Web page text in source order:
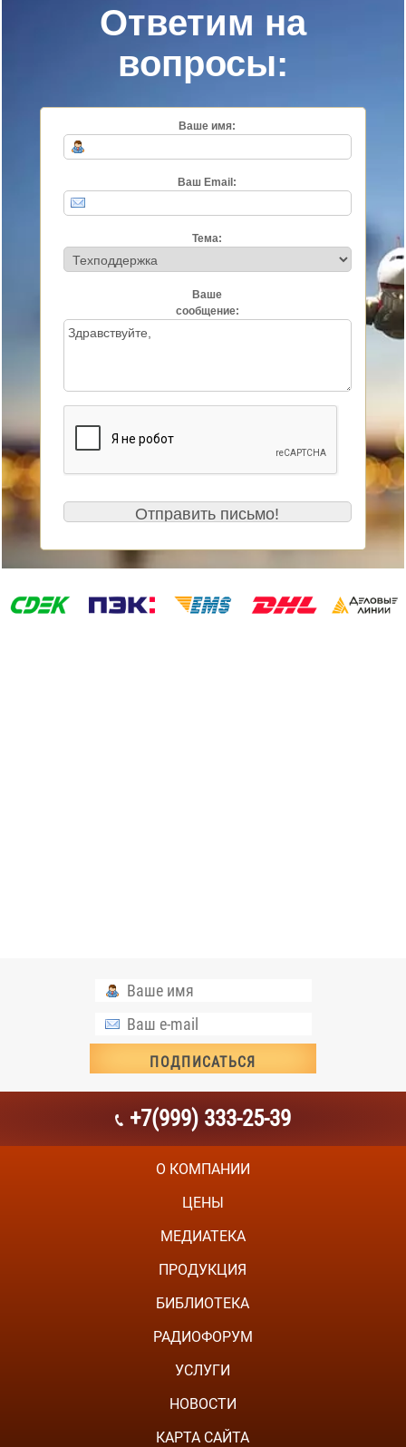
Ответим на
вопросы:
Ваше имя:
Ваш Email:
Тема:
Ваше
сообщение:
+7(999) 333-25-39
О КОМПАНИИ
ЦЕНЫ
МЕДИАТЕКА
ПРОДУКЦИЯ
БИБЛИОТЕКА
РАДИОФОРУМ
УСЛУГИ
НОВОСТИ
КАРТА САЙТА